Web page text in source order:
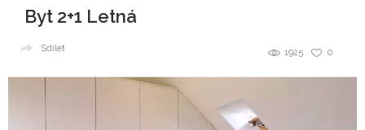
Byt 2+1 Letná
0
1925
Sdílet